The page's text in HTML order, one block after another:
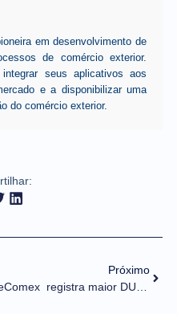
em desenvolvimento de
de comércio exterior.
seus aplicativos aos
e a disponibilizar uma
do comércio exterior.
Próximo